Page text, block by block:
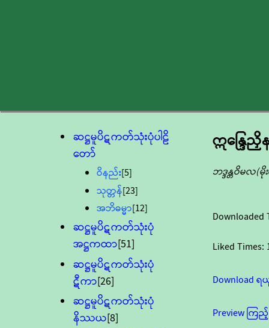
ဆဋ္ဌမူပိဋကတ်သုံးပုံပါဠိ
တော်
ဝိနည်း[5]
သုတ္တန်[23]
အဘိဓမ္မာ[12]
ဆဋ္ဌမူပိဋကတ်သုံးပုံ
အဋ္ဌကထာ[51]
ဆဋ္ဌမူပိဋကတ်သုံးပုံ
ဋီကာ[26]
ဆဋ္ဌမူပိဋကတ်သုံးပုံ
နိဿယ[8]
ဣန္ဒြေ
ဘဒ္ဒန္တဝိမလ
Downloaded
Liked Times:
Download
Preview ကြ